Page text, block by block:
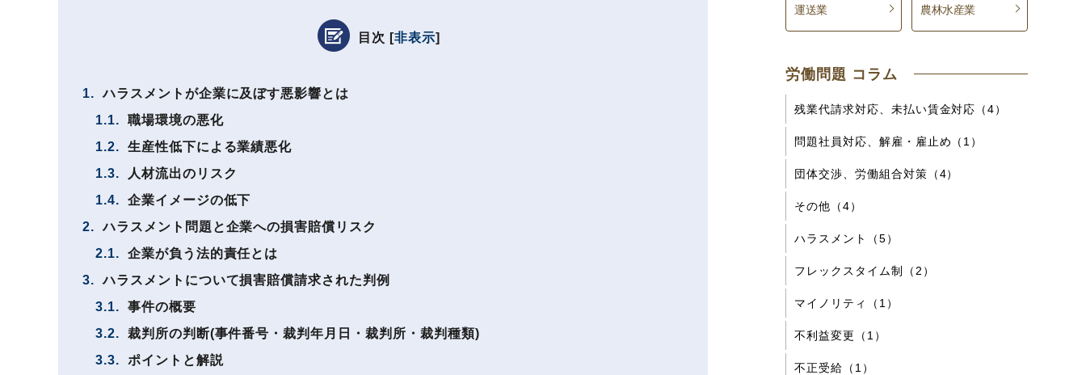
目次 [非表示]
1. ハラスメントが企業に及ぼす悪影響とは
1.1.
職場環境の悪化
1.2.
生産性低下による業績悪化
1.3.
人材流出のリスク
1.4.
企業イメージの低下
2. ハラスメント問題と企業への損害賠償リスク
2.1.
企業が負う法的責任とは
3. ハラスメントについて損害賠償請求された判例
3.1.
事件の概要
3.2.
裁判所の判断(事件番号・裁判年月日・裁判所・裁判種類)
3.3.
ポイントと解説
運送業 農林水産業
労働問題 コラム
残業代請求対応、未払い賃金対応（4）
問題社員対応、解雇・雇止め（1）
団体交渉、労働組合対策（4）
その他（4）
ハラスメント（5）
フレックスタイム制（2）
マイノリティ（1）
不利益変更（1）
不正受給（1）